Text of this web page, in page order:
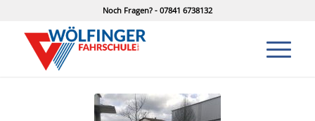
Noch Fragen? - 07841 6738132